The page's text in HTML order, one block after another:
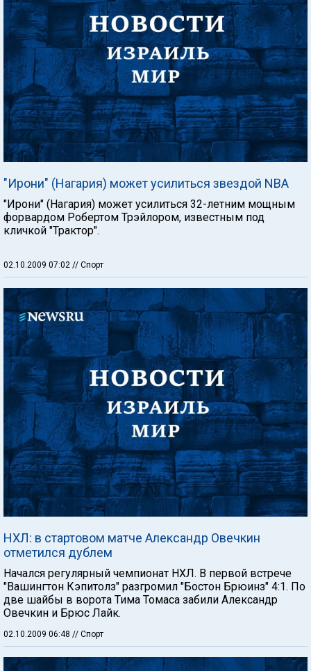
"Ирони" (Нагария) может усилиться звездой NBA
"Ирони" (Нагария) может усилиться 32-летним мощным
форвардом Робертом Трэйлором, известным под
кличкой "Трактор".
02.10.2009 07:02 // Спорт
НХЛ: в стартовом матче Александр Овечкин
отметился дублем
Начался регулярный чемпионат НХЛ. В первой встрече
"Вашингтон Кэпитолз" разгромил "Бостон Брюинз" 4:1. По
две шайбы в ворота Тима Томаса забили Александр
Овечкин и Брюс Лайк.
02.10.2009 06:48 // Спорт